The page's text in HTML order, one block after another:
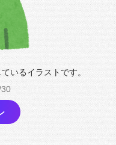
いるイラストです。